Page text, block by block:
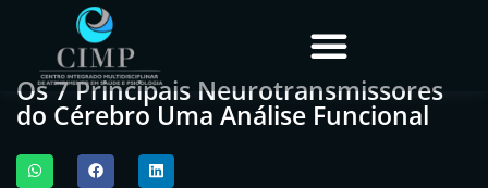
Os 7 Principais Neurotransmissores
do Cérebro Uma Análise Funcional